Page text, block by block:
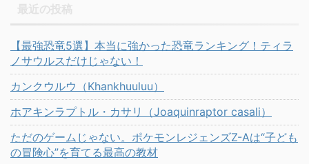
【最強恐竜5選】本当に強かった恐竜ランキング！ティラ
ノサウルスだけじゃない！
カンクウルウ（Khankhuuluu）
ホアキンラプトル・カサリ（Joaquinraptor casali）
ただのゲームじゃない。ポケモンレジェンズZ-Aは“子ども
の冒険心”を育てる最高の教材